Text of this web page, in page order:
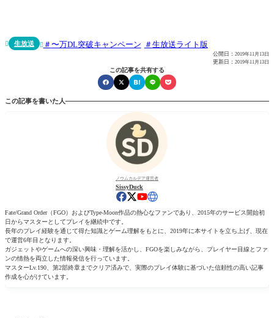
 生放送  〜万DL突破キャンペーン 生放送ライト版
公開日： 2019年11月13日
更新日： 2019年11月13日
この記事を共有する
この記事を書いた人
ノウムカルデア運営者
SissyDuck
Fate/Grand Order（FGO）およびType-Moon作品の熱心なファンであり、2015年のサービス開始初
日からマスターとしてプレイを継続中です。
長年のプレイ経験を通じて得た知識とゲーム理解をもとに、2019年に本サイトを立ち上げ、現在
で運営6年目となります。
ガジェットやゲームへの深い興味・理解を活かし、FGOを楽しみながら、プレイヤー目線とファ
ンの情熱を両立した情報発信を行っています。
マスターLv.190、第2部終章までクリア済みで、実際のプレイ体験に基づいた信頼性の高い記事
作成を心がけています。